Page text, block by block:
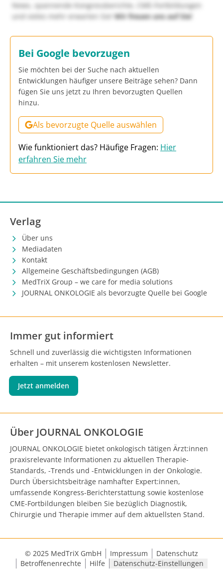
News, spannende Kongressberichte, CME-Fortbildungen
und vieles mehr erwarten Sie!Wir freuen uns auf Sie!
Bei Google bevorzugen
Sie möchten bei der Suche nach aktuellen
Entwicklungen häufiger unsere Beiträge sehen? Dann
fügen Sie uns jetzt zu Ihren bevorzugten Quellen
hinzu.
Als bevorzugte Quelle auswählen
Wie funktioniert das? Häufige Fragen: Hier
erfahren Sie mehr
Verlag
Über uns
Mediadaten
Kontakt
Allgemeine Geschäftsbedingungen (AGB)
MedTriX Group – we care for media solutions
JOURNAL ONKOLOGIE als bevorzugte Quelle bei Google
Immer gut informiert
Schnell und zuverlässig die wichtigsten Informationen
erhalten – mit unserem kostenlosen Newsletter.
Jetzt anmelden
Über JOURNAL ONKOLOGIE
JOURNAL ONKOLOGIE bietet onkologisch tätigen Ärzt:innen
praxisrelevante Informationen zu aktuellen Therapie-
Standards, -Trends und -Entwicklungen in der Onkologie.
Durch Übersichtsbeiträge namhafter Expert:innen,
umfassende Kongress-Berichterstattung sowie kostenlose
CME-Fortbildungen bleiben Sie bezüglich Diagnostik,
Chirurgie und Therapie immer auf dem aktuellsten Stand.
© 2025 MedTriX GmbH Impressum
Datenschutz
Betroffenenrechte
Hilfe Datenschutz-Einstellungen